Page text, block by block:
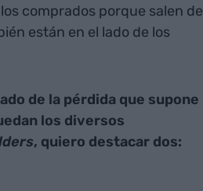
comprados porque salen de
están en el lado de los
de la pérdida que supone
los diversos
, quiero destacar dos: